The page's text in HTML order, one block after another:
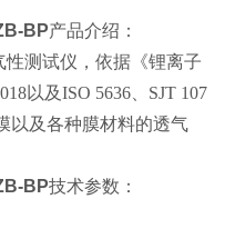
BP产品介绍：
测试仪，依据《锂离子
以及ISO 5636、SJT 107
以及各种膜材料的透气
BP技术参数：